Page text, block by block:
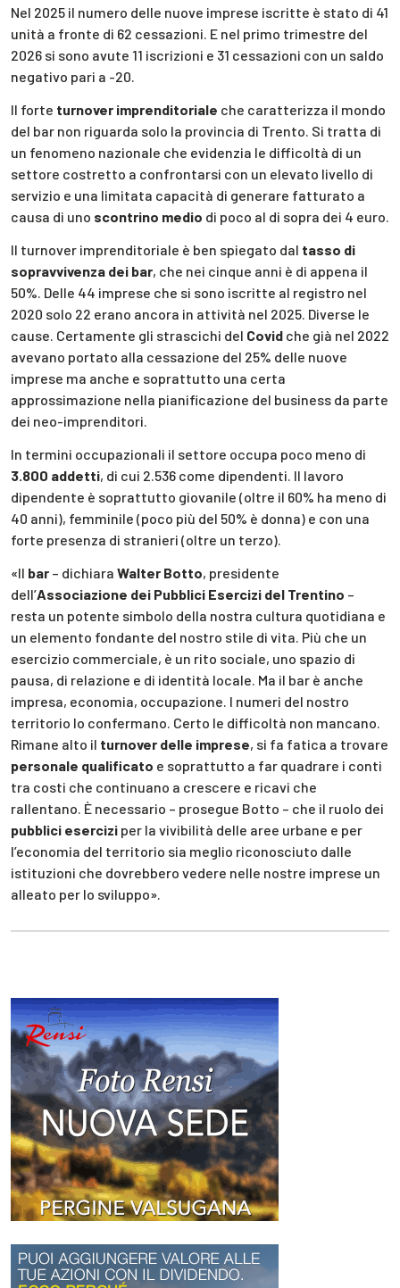
Nel 2025 il numero delle nuove imprese iscritte è stato di 41
unità a fronte di 62 cessazioni. E nel primo trimestre del
2026 si sono avute 11 iscrizioni e 31 cessazioni con un saldo
negativo pari a -20.
Il forte turnover imprenditoriale che caratterizza il mondo
del bar non riguarda solo la provincia di Trento. Si tratta di
un fenomeno nazionale che evidenzia le difficoltà di un
settore costretto a confrontarsi con un elevato livello di
servizio e una limitata capacità di generare fatturato a
causa di uno scontrino medio di poco al di sopra dei 4 euro.
Il turnover imprenditoriale è ben spiegato dal tasso di
sopravvivenza dei bar, che nei cinque anni è di appena il
50%. Delle 44 imprese che si sono iscritte al registro nel
2020 solo 22 erano ancora in attività nel 2025. Diverse le
cause. Certamente gli strascichi del Covid che già nel 2022
avevano portato alla cessazione del 25% delle nuove
imprese ma anche e soprattutto una certa
approssimazione nella pianificazione del business da parte
dei neo-imprenditori.
In termini occupazionali il settore occupa poco meno di
3.800 addetti, di cui 2.536 come dipendenti. Il lavoro
dipendente è soprattutto giovanile (oltre il 60% ha meno di
40 anni), femminile (poco più del 50% è donna) e con una
forte presenza di stranieri (oltre un terzo).
«Il bar – dichiara Walter Botto, presidente
dell’Associazione dei Pubblici Esercizi del Trentino –
resta un potente simbolo della nostra cultura quotidiana e
un elemento fondante del nostro stile di vita. Più che un
esercizio commerciale, è un rito sociale, uno spazio di
pausa, di relazione e di identità locale. Ma il bar è anche
impresa, economia, occupazione. I numeri del nostro
territorio lo confermano. Certo le difficoltà non mancano.
Rimane alto il turnover delle imprese, si fa fatica a trovare
personale qualificato e soprattutto a far quadrare i conti
tra costi che continuano a crescere e ricavi che
rallentano. È necessario – prosegue Botto – che il ruolo dei
pubblici esercizi per la vivibilità delle aree urbane e per
l’economia del territorio sia meglio riconosciuto dalle
istituzioni che dovrebbero vedere nelle nostre imprese un
alleato per lo sviluppo».